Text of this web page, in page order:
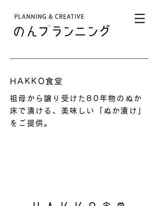
HAKKO食堂
祖母から譲り受けた80年物のぬか
床で漬ける、美味しい「ぬか漬け」
をご提供。